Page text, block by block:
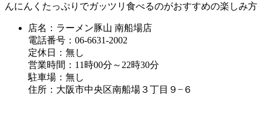
んにんくたっぷりでガッツリ食べるのがおすすめの楽しみ方
店名：ラーメン豚山 南船場店
電話番号：06-6631-2002
定休日：無し
営業時間：11時00分～22時30分
駐車場：無し
住所：大阪市中央区南船場３丁目９−６